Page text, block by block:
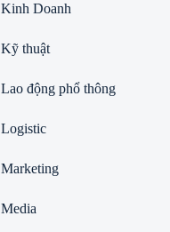
Kinh Doanh
Kỹ thuật
Lao động phổ thông
Logistic
Marketing
Media